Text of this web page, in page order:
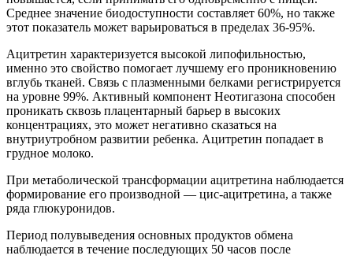
Среднее значение биодоступности составляет 60%, но также
этот показатель может варьироваться в пределах 36-95%.
Ацитретин характеризуется высокой липофильностью,
именно это свойство помогает лучшему его проникновению
вглубь тканей. Связь с плазменными белками регистрируется
на уровне 99%. Активный компонент Неотигазона способен
проникать сквозь плацентарный барьер в высоких
концентрациях, это может негативно сказаться на
внутриутробном развитии ребенка. Ацитретин попадает в
грудное молоко.
При метаболической трансформации ацитретина наблюдается
формирование его производной — цис-ацитретина, а также
ряда глюкуронидов.
Период полувыведения основных продуктов обмена
наблюдается в течение последующих 50 часов после